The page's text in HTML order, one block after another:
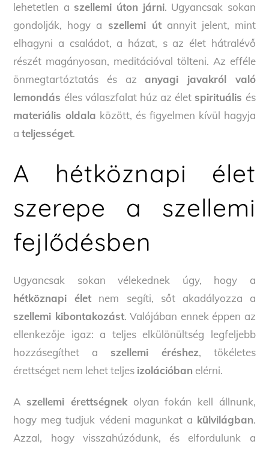
lehetetlen a szellemi úton járni. Ugyancsak sokan
gondolják, hogy a szellemi útannyit jelent, mint
elhagyni a családot, a házat, s az élet hátralévő
részét magányosan, meditációval tölteni. Az efféle
önmegtartóztatás és azanyagi javakról való
lemondás éles válaszfalat húz az életspirituális és
materiális oldala között, és figyelmen kívül hagyja
ateljességet.
A hétköznapi élet
szerepe a szellemi
fejlődésben
Ugyancsak sokan vélekednek úgy, hogy a
hétköznapi élet nem segíti, sőt akadályozza a
szellemi kibontakozást. Valójában ennek éppen az
ellenkezője igaz: a teljes elkülönültség legfeljebb
hozzásegíthet a szellemi éréshez, tökéletes
érettséget nem lehet teljes izolációban elérni.
Aszellemi érettségnekolyan fokán kell állnunk,
hogy meg tudjuk védeni magunkat a külvilágban.
Azzal, hogy visszahúzódunk, és elfordulunk a